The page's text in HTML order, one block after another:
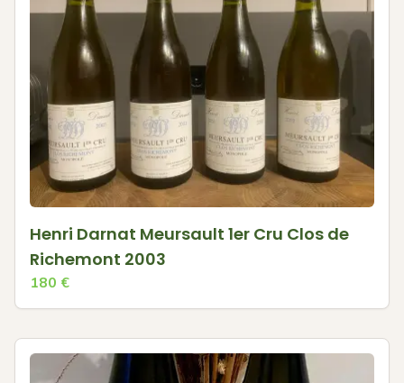
Henri Darnat Meursault 1er Cru Clos de
Richemont 2003
180 €